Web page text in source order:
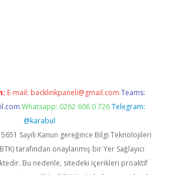
E-mail: backlinkpaneli@gmail.com Teams:
Whatsapp: 0262 606 0 726 Telegram:
@karabul
Sayılı Kanun gereğince Bilgi Teknolojileri
tarafından onaylanmış bir Yer Sağlayıcı
Bu nedenle, sitedeki içerikleri proaktif